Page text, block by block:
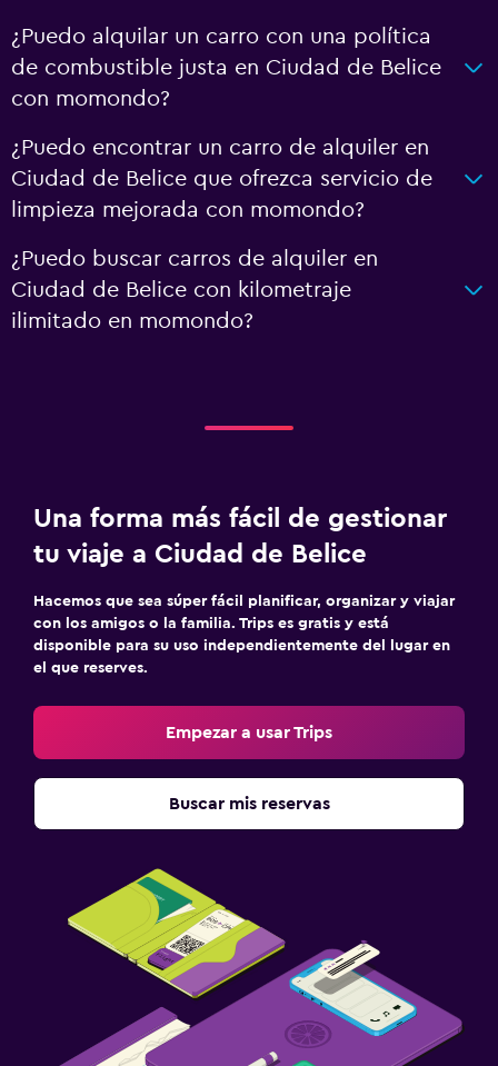
¿Puedo alquilar un carro con una política
de combustible justa en Ciudad de Belice
con momondo?
¿Puedo encontrar un carro de alquiler en
Ciudad de Belice que ofrezca servicio de
limpieza mejorada con momondo?
¿Puedo buscar carros de alquiler en
Ciudad de Belice con kilometraje
ilimitado en momondo?
Una forma más fácil de gestionar
tu viaje a Ciudad de Belice
Hacemos que sea súper fácil planificar, organizar y viajar
con los amigos o la familia. Trips es gratis y está
disponible para su uso independientemente del lugar en
el que reserves.
Empezar a usar Trips
Buscar mis reservas